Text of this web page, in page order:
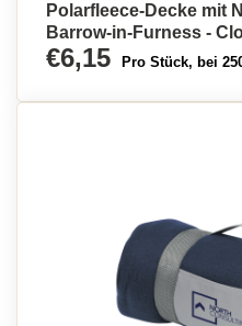
Polarfleece-Decke mit
Barrow-in-Furness -
€6,15 Pro Stück, bei